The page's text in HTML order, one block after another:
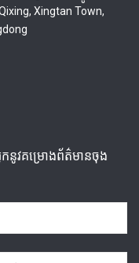
Xingtan Town,
នូវគម្រោងព័ត៌មានចុង